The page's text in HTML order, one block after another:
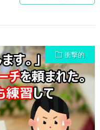
衝撃的